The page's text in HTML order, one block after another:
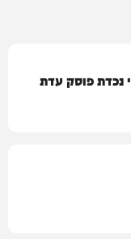
נכדת פוסק עדת